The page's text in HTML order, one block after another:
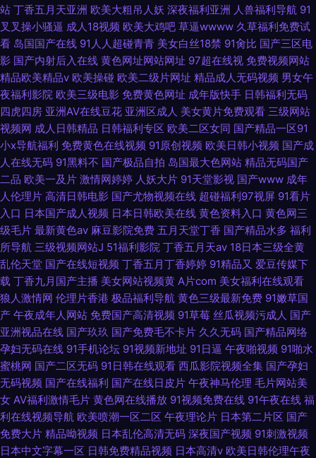
站 丁香五月天亚洲 欧美大粗吊人妖 深夜福利亚洲 人兽福利导航 91
叉叉操小骚逼 成人18视频 欧美大鸡吧 草逼wwww 久草福利免费试
看 岛国国产在线 91人人超碰青青 美女白丝18禁 91肏比 国产三区电
影 国产内射后入在线 黄色网址网站网址 97超在线视 免费视频网站
精品欧美精品v 欧美操碰 欧美二级片网址 精品成人无码视频 男女午
夜福利影院 欧美三级电影 免费黄色网址 成年版快手 日韩福利无码
四虎四房 亚洲AV在线豆花 亚洲区成人 美女黄片免费观看 三级网站
视频网 成人日韩精品 日韩福利专区 欧美二区女同 国产精品一区91
小x导航福利 免费黄色在线视频 91原创视频 欧美日韩小视频 国产成
人在线无码 91黑料不 国产极品自拍 岛国最大色网站 精品无码国产
二品 欧美一及片 激情网婷婷 人妖大片 91天堂影视 国产www 成年
人伦理片 高清日韩电影 国产尤物视频在线 超碰福利97视屏 91看片
入口 日本国产成人视频 日本日韩欧美在线 黄色资料入口 黄色网三
级毛片 最新黄色av 麻豆影院免费 五月天堂丁香 国产精品水多 福利
所导航 三级视频网站J 51福利影院 丁香五月天av 18日本三级全黄
乱伦天堂 国产在线短视频 丁香五月丁香婷婷 91精品又 爱豆传媒下
载 丁香九月国产主播 美女网站视频黄 A片com 美女福利在线观看
狼人激情网 伦理片香港 极品福利导航 黄色三级最新免费 91嫩草国
产 午夜成年人网站 免费国产高清视频 91草莓 丝瓜视频污成人 国产
亚洲视品在线 国产玖玖 国产免费毛不卡片 久久无码 国产精品网络
孕妇无码在线 91手机论坛 91视频新地址 91日逼 午夜啪视频 91啪水
蜜桃网 国产二区无码 91日韩在线观看 西瓜影院视频全集 国产孕妇
无码视频 国产在线福利 国产在线日皮片 午夜神马伦理 毛片网站美
女 AV福利激情毛片 黄色网在线播放 91视频免费在线 91午夜在线 福
利在线视频导航 欧美喷潮一区二区 午夜理论片 日本第二片区 国产
免费大片 精品呦视频 日本乱伦高清无码 深夜国产视频 91刺激视频
日本中文字幕一区 日韩免费精品视频 日本高清v 欧美日韩伦理午夜